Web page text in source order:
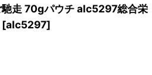
馳走 70gパウチ alc5297総合栄
[alc5297]